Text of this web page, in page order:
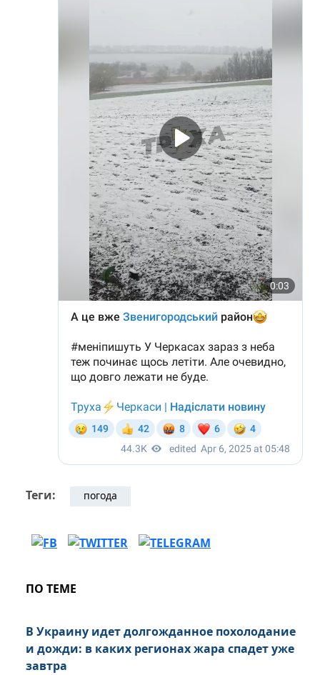
Теги: погода
ПО ТЕМЕ
В Украину идет долгожданное похолодание
и дожди: в каких регионах жара спадет уже
завтра